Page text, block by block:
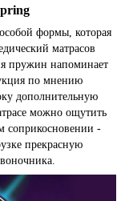
формы, которая
матрасов
пружин напоминает
по мнению
дополнительную
можно ощутить
соприкосновении -
прекрасную